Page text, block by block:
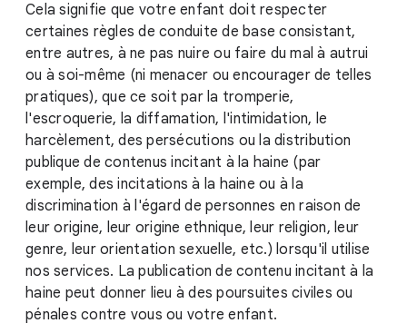
Cela signifie que votre enfant doit respecter
certaines règles de conduite de base consistant,
entre autres, à ne pas nuire ou faire du mal à autrui
ou à soi-même (ni menacer ou encourager de telles
pratiques), que ce soit par la tromperie,
l'escroquerie, la diffamation, l'intimidation, le
harcèlement, des persécutions ou la distribution
publique de contenus incitant à la haine (par
exemple, des incitations à la haine ou à la
discrimination à l'égard de personnes en raison de
leur origine, leur origine ethnique, leur religion, leur
genre, leur orientation sexuelle, etc.) lorsqu'il utilise
nos services. La publication de contenu incitant à la
haine peut donner lieu à des poursuites civiles ou
pénales contre vous ou votre enfant.